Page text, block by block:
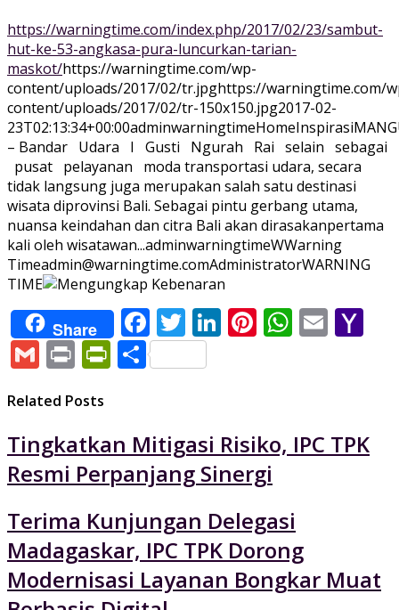
https://warningtime.com/index.php/2017/02/23/sambut-
hut-ke-53-angkasa-pura-luncurkan-tarian-
maskot/https://warningtime.com/wp-
content/uploads/2017/02/tr.jpghttps://warningtime.com/
content/uploads/2017/02/tr-150x150.jpg2017-02-
23T02:13:34+00:00adminwarningtimeHomeInspirasi
– Bandar Udara I Gusti Ngurah Rai selain sebagai
pusat pelayanan moda transportasi udara, secara
tidak langsung juga merupakan salah satu destinasi
wisata diprovinsi Bali. Sebagai pintu gerbang utama,
nuansa keindahan dan citra Bali akan dirasakanpertama
kali oleh wisatawan...adminwarningtimeWWarning
Timeadmin@warningtime.comAdministratorWARNING
TIME
Share Facebook
Twitter
LinkedIn
Pinterest
Email
GmailPrintPrintFriendly
Share
Related Posts
Tingkatkan Mitigasi Risiko, IPC TPK
Resmi Perpanjang Sinergi
Terima Kunjungan Delegasi
Madagaskar, IPC TPK Dorong
Modernisasi Layanan Bongkar Muat